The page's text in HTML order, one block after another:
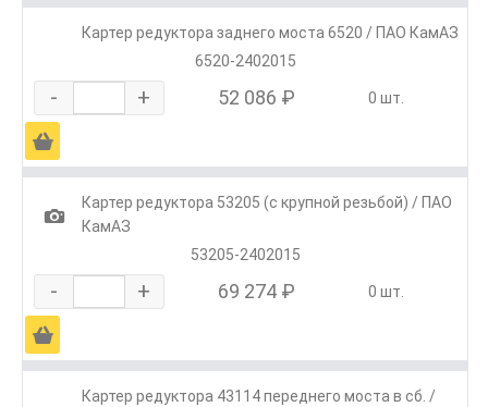
Картер редуктора заднего моста 6520 / ПАО КамАЗ
6520-2402015
- + 52 086 ₽ 0 шт.
Ä
1
Картер редуктора 53205 (с крупной резьбой) / ПАО
КамАЗ
53205-2402015
- + 69 274 ₽ 0 шт.
Ä
Картер редуктора 43114 переднего моста в сб. /